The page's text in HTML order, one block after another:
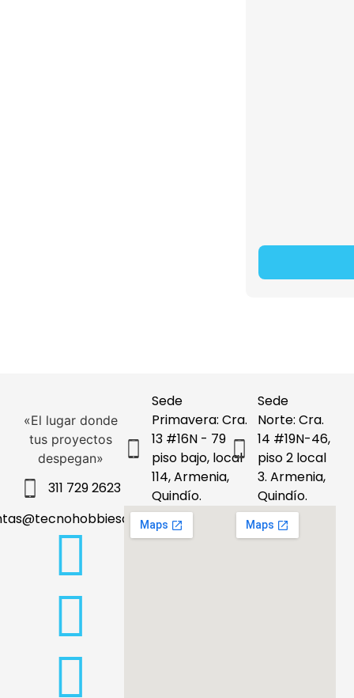
«El lugar donde
tus proyectos
despegan»
311 729 2623
Sede
Primavera: Cra.
13 #16N - 79
piso bajo, local
114, Armenia,
Quindío.
Sede
Norte: Cra.
14 #19N-46,
piso 2 local
3. Armenia,
Quindío.